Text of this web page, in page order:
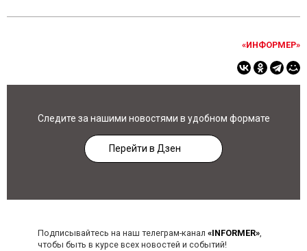
«ИНФОРМЕР»
Следите за нашими новостями в удобном формате
Перейти в Дзен
Подписывайтесь на наш телеграм-канал «INFORMER»,
чтобы быть в курсе всех новостей и событий!